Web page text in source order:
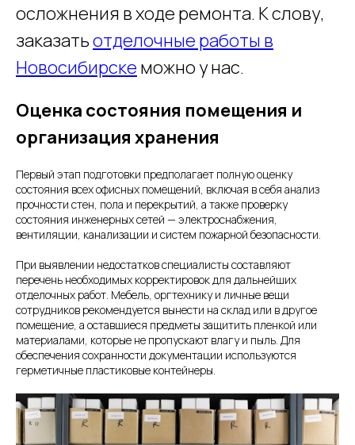
осложнения в ходе ремонта. К слову,
заказатьотделочные работы в
Новосибирске можно у нас.
Оценка состояния помещения и
организация хранения
Первый этап подготовки предполагает полную оценку
состояния всех офисных помещений, включая в себя анализ
прочности стен, пола и перекрытий, а также проверку
состояния инженерных сетей — электроснабжения,
вентиляции, канализации и систем пожарной безопасности.
При выявлении недостатков специалисты составляют
перечень необходимых корректировок для дальнейших
отделочных работ. Мебель, оргтехнику и личные вещи
сотрудников рекомендуется вынести на склад или в другое
помещение, а оставшиеся предметы защитить пленкой или
материалами, которые не пропускают влагу и пыль. Для
обеспечения сохранности документации используются
герметичные пластиковые контейнеры.